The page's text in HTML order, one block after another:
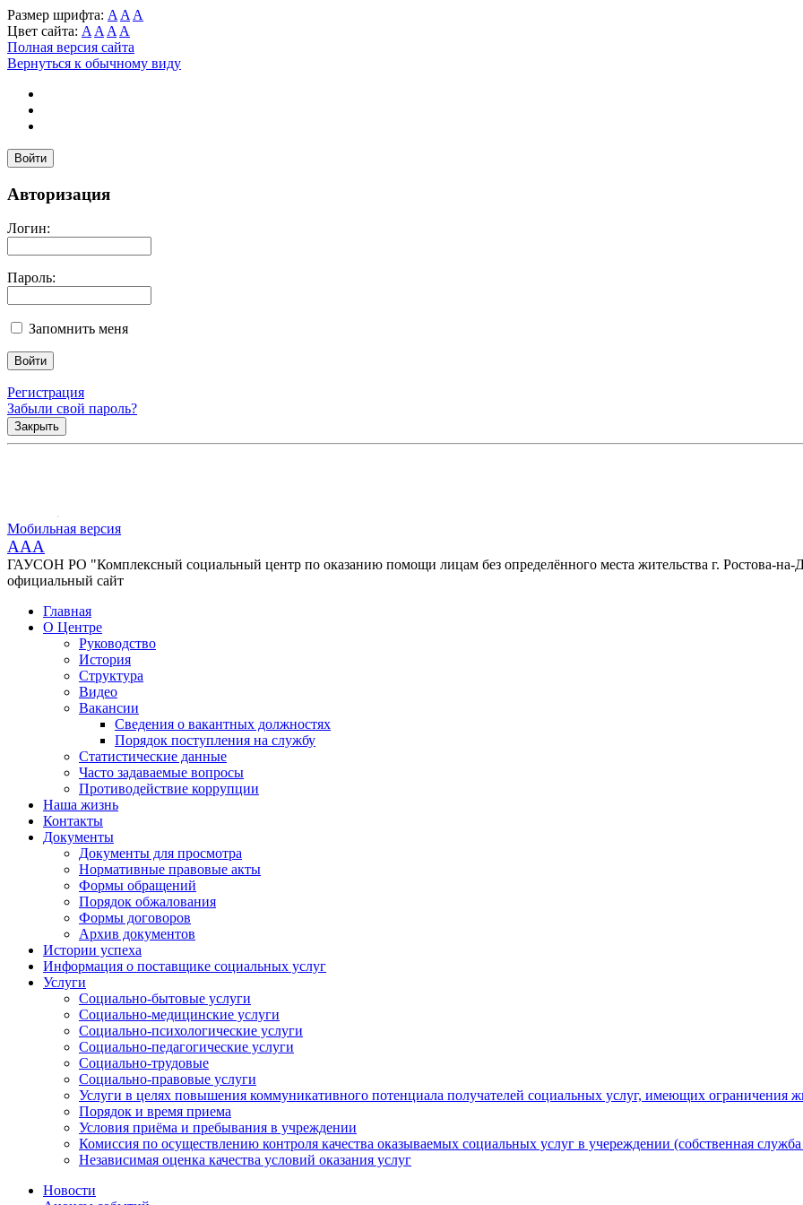
Размер шрифта: A A A
Цвет сайта: A A A A
Полная версия сайта
Вернуться к обычному виду
Войти
Авторизация
Логин:
Пароль:
Запомнить меня
Регистрация
Забыли свой пароль?
Закрыть
Мобильная версия
AAA
ГАУСОН РО "Комплексный социальный центр по оказанию помощи лицам без определённого места жительства г. Ростова-на-
официальный сайт
Главная
О Центре
Руководство
История
Структура
Видео
Вакансии
Сведения о вакантных должностях
Порядок поступления на службу
Статистические данные
Часто задаваемые вопросы
Противодействие коррупции
Наша жизнь
Контакты
Документы
Документы для просмотра
Нормативные правовые акты
Формы обращений
Порядок обжалования
Формы договоров
Архив документов
Истории успеха
Информация о поставщике социальных услуг
Услуги
Социально-бытовые услуги
Социально-медицинские услуги
Социально-психологические услуги
Социально-педагогические услуги
Социально-трудовые
Социально-правовые услуги
Услуги в целях повышения коммуникативного потенциала получателей социальных услуг, имеющих ограничения
Порядок и время приема
Условия приёма и пребывания в учреждении
Комиссия по осуществлению контроля качества оказываемых социальных услуг в учереждении (собственная
Независимая оценка качества условий оказания услуг
Новости